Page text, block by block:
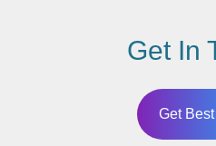
Get In
Get